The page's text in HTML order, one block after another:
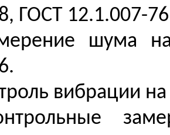
ГОСТ 12.1.007-
шума
вибрации